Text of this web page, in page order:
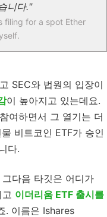
니다."
filing for a spot Ether
SEC와 법원의 입장이
이 높아지고 있는데요.
여하면서 그 열기는 더
비트코인 ETF가 승인
다.
다음 타깃은 어디가
이더리움 ETF 출시를
. 이름은 Ishares